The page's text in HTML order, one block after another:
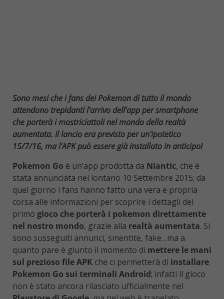
Sono mesi che i fans dei Pokemon di tutto il mondo
attendono trepidanti l’arrivo dell’app per smartphone
che porterà i mostriciattoli nel mondo della realtà
aumentata. Il lancio era previsto per un’ipotetico
15/7/16, ma l’APK può essere già installato in anticipo!
Pokemon Go è un’app prodotta da Niantic, che è
stata annunciata nel lontano 10 Settembre 2015; da
quel giorno i fans hanno fatto una vera e propria
corsa alle informazioni per scoprire i dettagli del
primo gioco che porterà i pokemon direttamente
nel nostro mondo, grazie alla realtà aumentata. Si
sono susseguiti annunci, smentite, fake…ma a
quanto pare è giunto il momento di mettere le mani
sul prezioso file APK che ci permetterà di installare
Pokemon Go sui terminali Android; infatti il gioco
non è stato ancora rilasciato ufficialmente nel